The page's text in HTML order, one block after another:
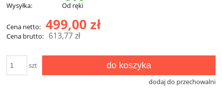
Wysyłka:
Od ręki
Cena netto: 499,00 zł
Cena brutto: 613,77 zł
szt do koszyka
dodaj do przechowalni